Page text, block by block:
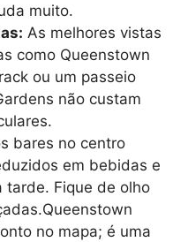
muito.
As melhores vistas
como Queenstown
ou um passeio
não custam
bares no centro
em bebidas e
tarde. Fique de olho
no mapa; é uma